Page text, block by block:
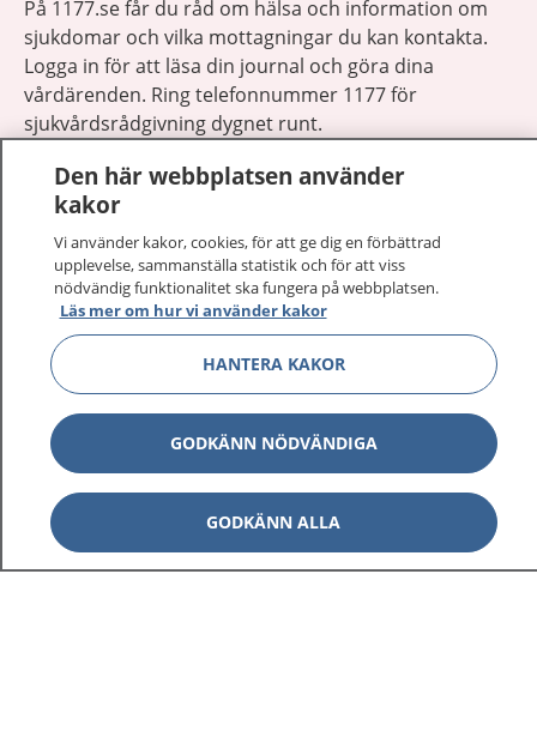
På 1177.se får du råd om hälsa och information om
sjukdomar och vilka mottagningar du kan kontakta.
Logga in för att läsa din journal och göra dina
vårdärenden. Ring telefonnummer 1177 för
sjukvårdsrådgivning dygnet runt.
1177 på flera språk
Om 1177 Visa
Kontakt Visa
Behandling av personuppgifter
Den här webbplatsen använder
kakor
Vi använder kakor, cookies, för att ge dig en förbättrad
upplevelse, sammanställa statistik och för att viss
nödvändig funktionalitet ska fungera på webbplatsen.
Läs mer om hur vi använder kakor
HANTERA KAKOR
GODKÄNN NÖDVÄNDIGA
GODKÄNN ALLA